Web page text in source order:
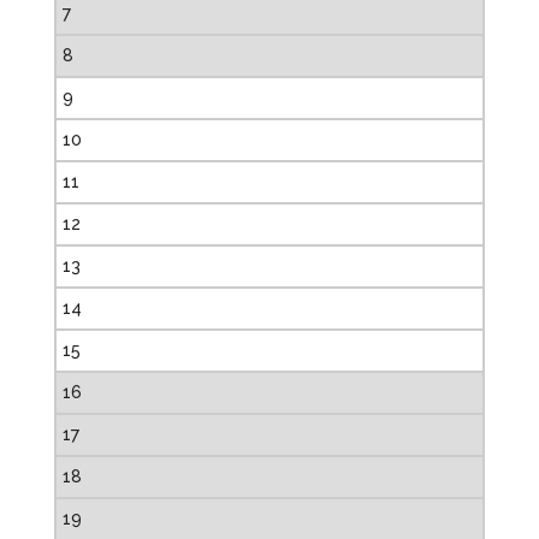
7
8
9
10
11
12
13
14
15
16
17
18
19